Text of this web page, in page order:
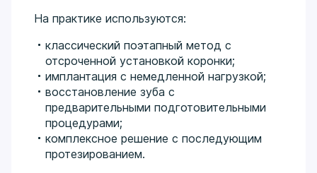
На практике используются:
классический поэтапный метод с
отсроченной установкой коронки;
имплантация с немедленной нагрузкой;
восстановление зуба с
предварительными подготовительными
процедурами;
комплексное решение с последующим
протезированием.